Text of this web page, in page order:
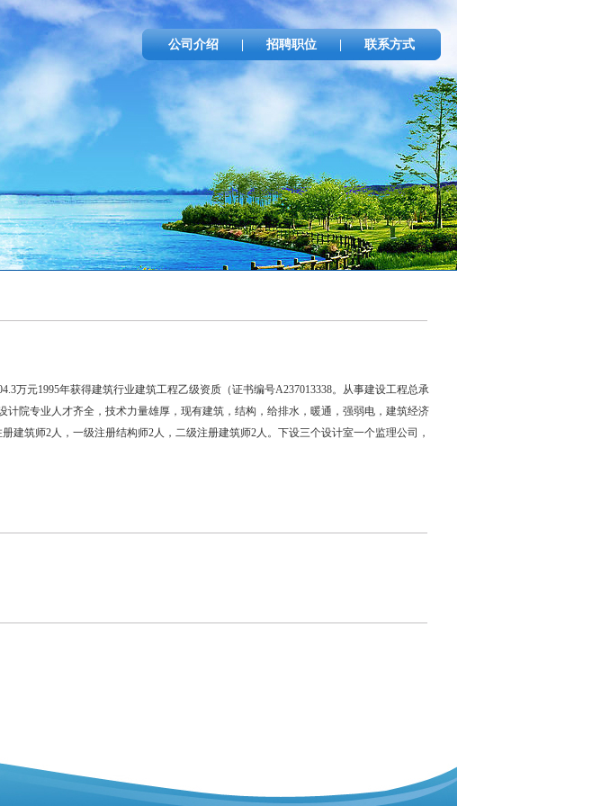
公司介绍 | 招聘职位 | 联系方式
元1995年获得建筑行业建筑工程乙级资质（证书编号A237013338。从事建设工程总承
院专业人才齐全，技术力量雄厚，现有建筑，结构，给排水，暖通，强弱电，建筑经济
建筑师2人，一级注册结构师2人，二级注册建筑师2人。下设三个设计室一个监理公司，